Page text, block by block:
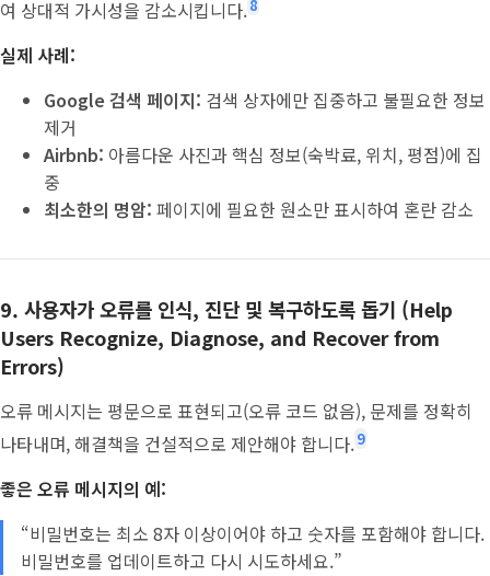
여 상대적 가시성을 감소시킵니다.8
실제 사례:
Google 검색 페이지: 검색 상자에만 집중하고 불필요한 정보
제거
Airbnb: 아름다운 사진과 핵심 정보(숙박료, 위치, 평점)에 집
중
최소한의 명암: 페이지에 필요한 원소만 표시하여 혼란 감소
9. 사용자가 오류를 인식, 진단 및 복구하도록 돕기 (Help
Users Recognize, Diagnose, and Recover from
Errors)
오류 메시지는 평문으로 표현되고(오류 코드 없음), 문제를 정확히
나타내며, 해결책을 건설적으로 제안해야 합니다.9
좋은 오류 메시지의 예:
“비밀번호는 최소 8자 이상이어야 하고 숫자를 포함해야 합니다.
비밀번호를 업데이트하고 다시 시도하세요.”